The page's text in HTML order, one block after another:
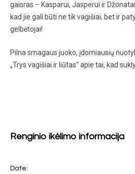
gaisras – Kasparui, Jasperui ir
kad jie gali būti ne tik vagišiai, bet ir
gelbėtojai!
Pilna smagaus juoko, įdomiausių
„Trys vagišiai ir liūtas“ apie tai, kad
Renginio ikėlimo informacija
Date: